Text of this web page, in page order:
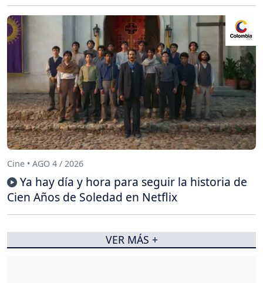
Cine • AGO 4 / 2026
Ya hay día y hora para seguir la historia de
Cien Años de Soledad en Netflix
VER MÁS +